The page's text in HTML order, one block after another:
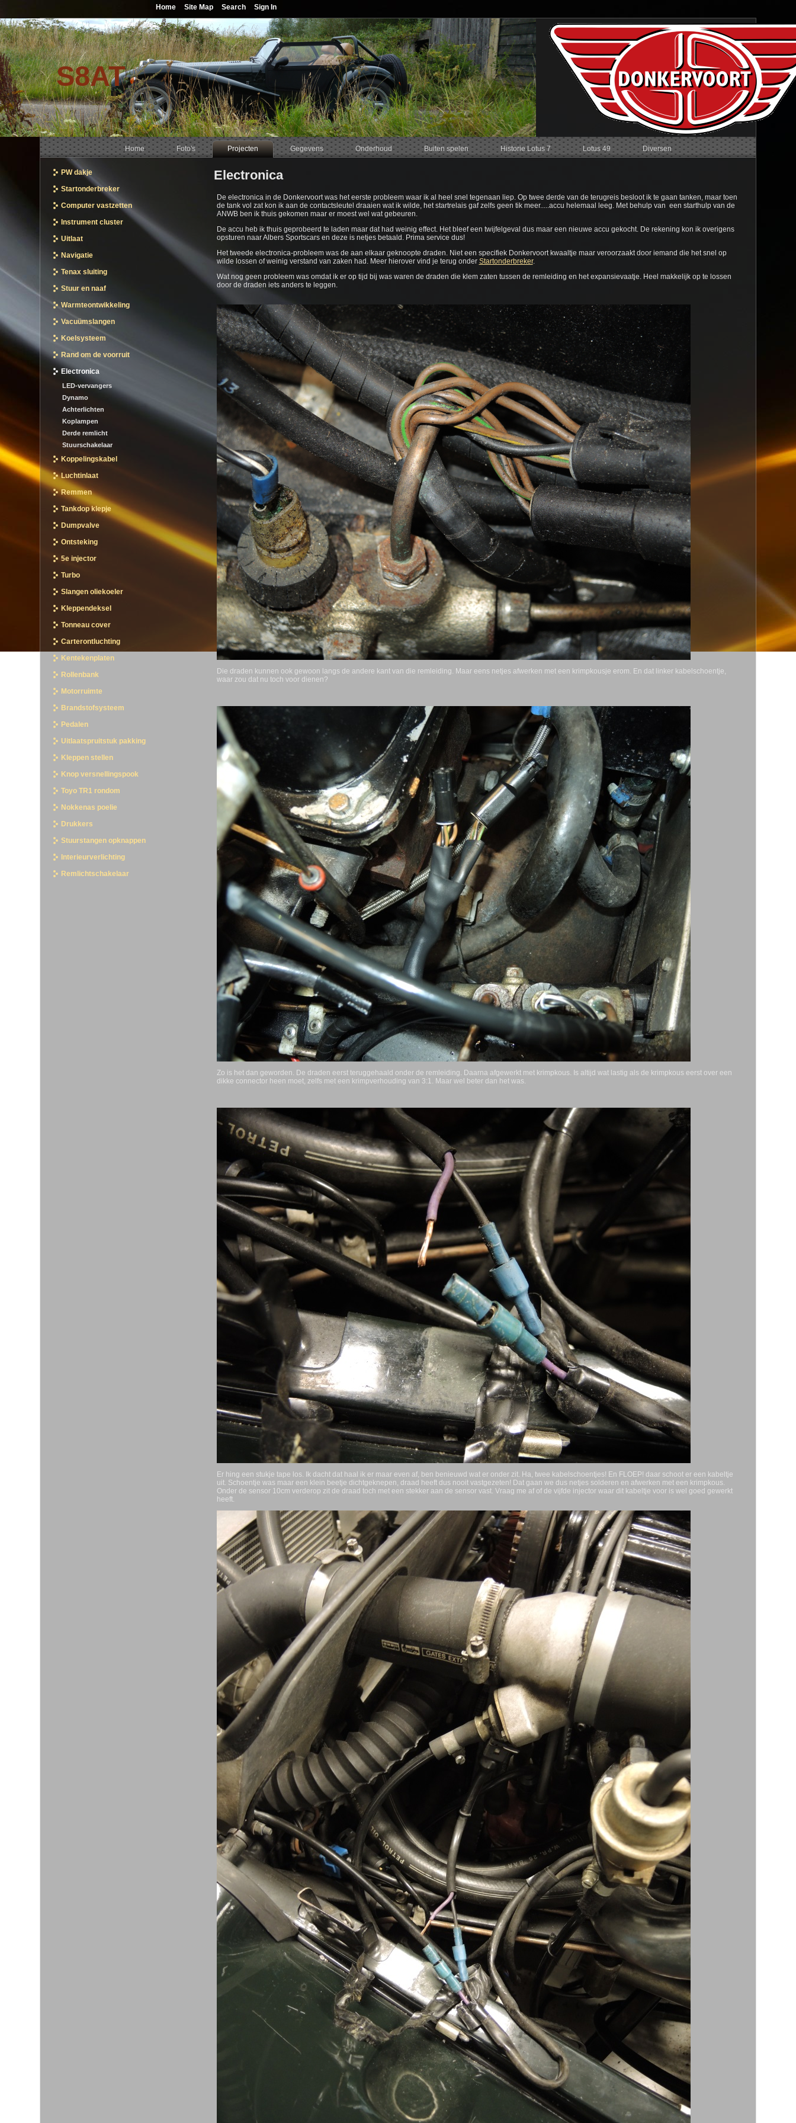
S8AT
Home Foto's Projecten Gegevens Onderhoud Buiten spelen Historie Lotus 7 Lotus 49 Diversen
PW dakje
Startonderbreker
Computer vastzetten
Instrument cluster
Uitlaat
Navigatie
Tenax sluiting
Stuur en naaf
Warmteontwikkeling
Vacuümslangen
Koelsysteem
Rand om de voorruit
Electronica
LED-vervangers
Dynamo
Achterlichten
Koplampen
Derde remlicht
Stuurschakelaar
Koppelingskabel
Luchtinlaat
Remmen
Tankdop klepje
Dumpvalve
Ontsteking
5e injector
Turbo
Slangen oliekoeler
Kleppendeksel
Tonneau cover
Carterontluchting
Kentekenplaten
Rollenbank
Motorruimte
Brandstofsysteem
Pedalen
Uitlaatspruitstuk pakking
Kleppen stellen
Knop versnellingspook
Toyo TR1 rondom
Nokkenas poelie
Drukkers
Stuurstangen opknappen
Interieurverlichting
Remlichtschakelaar
Electronica
De electronica in de Donkervoort was het eerste probleem waar ik al heel snel tegenaan liep. Op twee derde van de terugreis besloot ik te gaan tanken, maar toen
de tank vol zat kon ik aan de contactsleutel draaien wat ik wilde, het startrelais gaf zelfs geen tik meer.....accu helemaal leeg. Met behulp van een starthulp van de
ANWB ben ik thuis gekomen maar er moest wel wat gebeuren.
De accu heb ik thuis geprobeerd te laden maar dat had weinig effect. Het bleef een twijfelgeval dus maar een nieuwe accu gekocht. De rekening kon ik overigens
opsturen naar Albers Sportscars en deze is netjes betaald. Prima service dus!
Het tweede electronica-probleem was de aan elkaar geknoopte draden. Niet een specifiek Donkervoort kwaaltje maar veroorzaakt door iemand die het snel op
wilde lossen of weinig verstand van zaken had. Meer hierover vind je terug onder Startonderbreker.
Wat nog geen probleem was omdat ik er op tijd bij was waren de draden die klem zaten tussen de remleiding en het expansievaatje. Heel makkelijk op te lossen
door de draden iets anders te leggen.
Die draden kunnen ook gewoon langs de andere kant van die remleiding. Maar eens netjes afwerken met een krimpkousje erom. En dat linker kabelschoentje,
waar zou dat nu toch voor dienen?
Zo is het dan geworden. De draden eerst teruggehaald onder de remleiding. Daarna afgewerkt met krimpkous. Is altijd wat lastig als de krimpkous eerst over een
dikke connector heen moet, zelfs met een krimpverhouding van 3:1. Maar wel beter dan het was.
Er hing een stukje tape los. Ik dacht dat haal ik er maar even af, ben benieuwd wat er onder zit. Ha, twee kabelschoentjes! En FLOEP! daar schoot er een kabeltje
uit. Schoentje was maar een klein beetje dichtgeknepen, draad heeft dus nooit vastgezeten! Dat gaan we dus netjes solderen en afwerken met een krimpkous.
Onder de sensor 10cm verderop zit de draad toch met een stekker aan de sensor vast. Vraag me af of de vijfde injector waar dit kabeltje voor is wel goed gewerkt
heeft.
Home Site Map Search Sign In